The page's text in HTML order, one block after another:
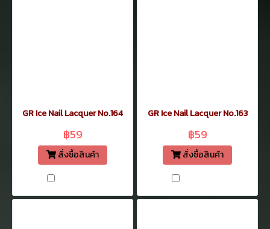
GR Ice Nail Lacquer No.164
฿59
สั่งซื้อสินค้า
GR Ice Nail Lacquer No.163
฿59
สั่งซื้อสินค้า